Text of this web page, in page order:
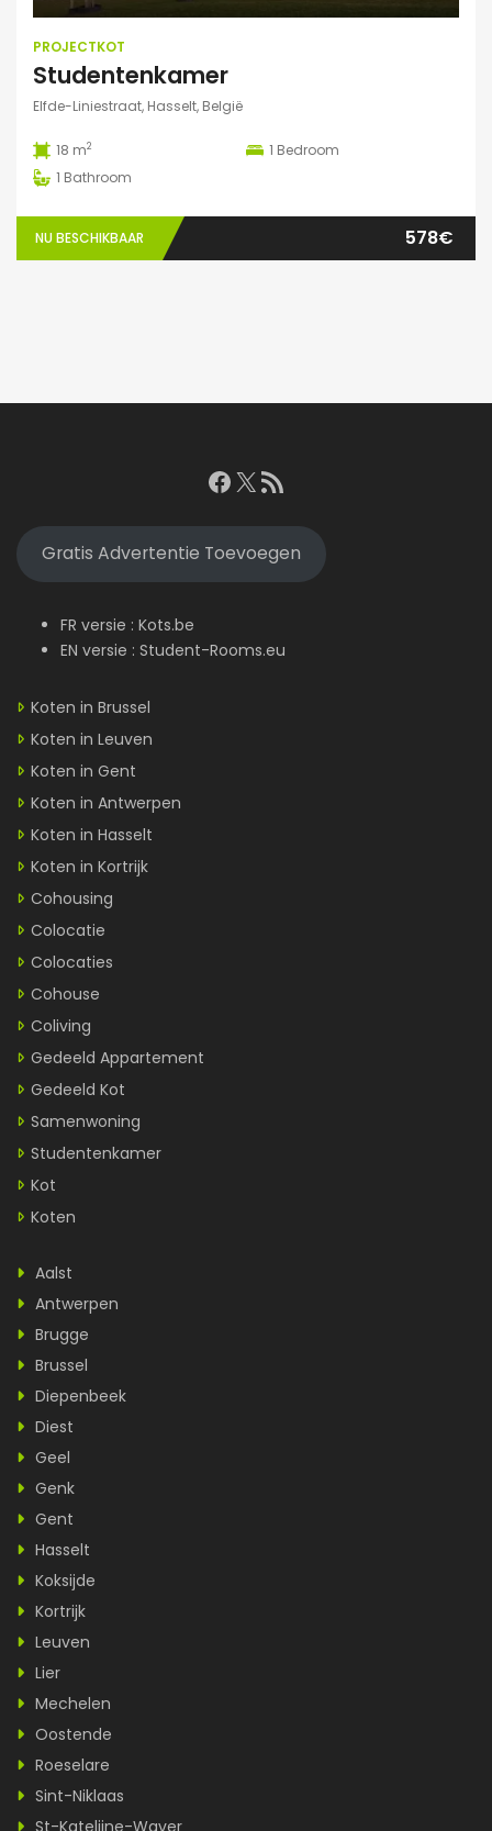
PROJECTKOT
Studentenkamer
Elfde-Liniestraat, Hasselt, België
18 m2 1 Bedroom
1 Bathroom
NU BESCHIKBAAR 578€
Facebook
X RSS feed
Gratis Advertentie Toevoegen
FR versie : Kots.be
EN versie : Student-Rooms.eu
Koten in Brussel
Koten in Leuven
Koten in Gent
Koten in Antwerpen
Koten in Hasselt
Koten in Kortrijk
Cohousing
Colocatie
Colocaties
Cohouse
Coliving
Gedeeld Appartement
Gedeeld Kot
Samenwoning
Studentenkamer
Kot
Koten
Aalst
Antwerpen
Brugge
Brussel
Diepenbeek
Diest
Geel
Genk
Gent
Hasselt
Koksijde
Kortrijk
Leuven
Lier
Mechelen
Oostende
Roeselare
Sint-Niklaas
St-Katelijne-Waver